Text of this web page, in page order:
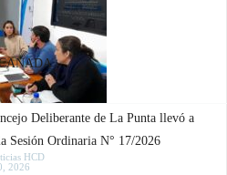
Deliberante
de
La
Punta
avanzó
en
agenda
Deliberante de La Punta llevó a
Sesión Ordinaria N° 17/2026
HCD
2026